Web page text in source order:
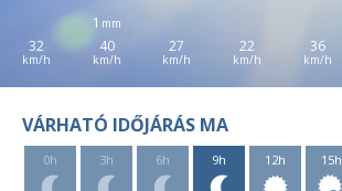
32
1
40 27 22 36
VÁRHATÓ IDŐJÁRÁS MA
0h 3h 6h 9h 12h 15h